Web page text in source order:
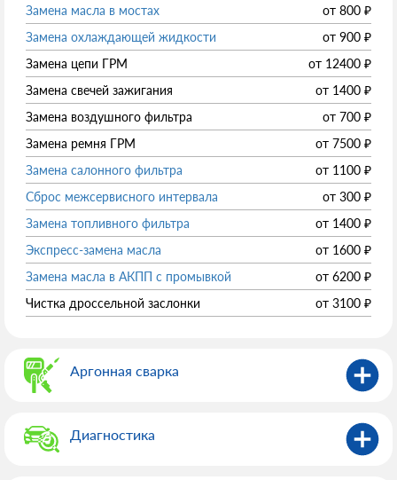
Замена масла в мостах от 800 ₽
Замена охлаждающей жидкости
от 900 ₽
Замена цепи ГРМ
от 12400 ₽
Замена свечей зажигания
от 1400 ₽
Замена воздушного фильтра
от 700 ₽
Замена ремня ГРМ
от 7500 ₽
Замена салонного фильтра
от 1100 ₽
Сброс межсервисного интервала
от 300 ₽
Замена топливного фильтра
от 1400 ₽
Экспресс-замена масла
от 1600 ₽
Замена масла в АКПП с промывкой
от 6200 ₽
Чистка дроссельной заслонки
от 3100 ₽
Аргонная сварка
Диагностика